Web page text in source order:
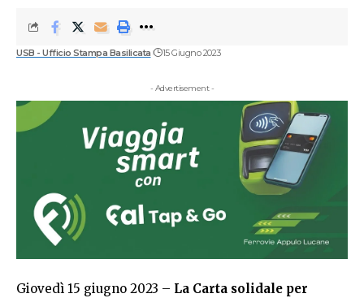
USB - Ufficio Stampa Basilicata 15 Giugno 2023
- Advertisement -
Giovedì 15 giugno 2023 – La Carta solidale per